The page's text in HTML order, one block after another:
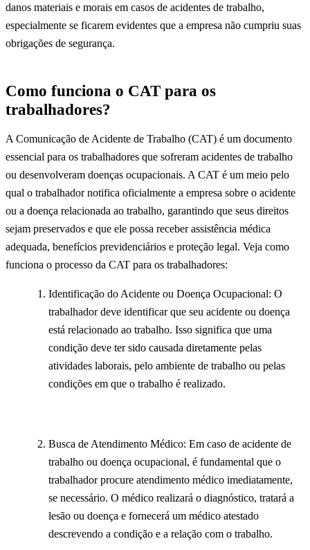
danos materiais e morais em casos de acidentes de trabalho,
especialmente se ficarem evidentes que a empresa não cumpriu suas
obrigações de segurança.
Como funciona o CAT para os
trabalhadores?
A Comunicação de Acidente de Trabalho (CAT) é um documento
essencial para os trabalhadores que sofreram acidentes de trabalho
ou desenvolveram doenças ocupacionais. A CAT é um meio pelo
qual o trabalhador notifica oficialmente a empresa sobre o acidente
ou a doença relacionada ao trabalho, garantindo que seus direitos
sejam preservados e que ele possa receber assistência médica
adequada, benefícios previdenciários e proteção legal. Veja como
funciona o processo da CAT para os trabalhadores:
Identificação do Acidente ou Doença Ocupacional: O
trabalhador deve identificar que seu acidente ou doença
está relacionado ao trabalho. Isso significa que uma
condição deve ter sido causada diretamente pelas
atividades laborais, pelo ambiente de trabalho ou pelas
condições em que o trabalho é realizado.
Busca de Atendimento Médico: Em caso de acidente de
trabalho ou doença ocupacional, é fundamental que o
trabalhador procure atendimento médico imediatamente,
se necessário. O médico realizará o diagnóstico, tratará a
lesão ou doença e fornecerá um médico atestado
descrevendo a condição e a relação com o trabalho.